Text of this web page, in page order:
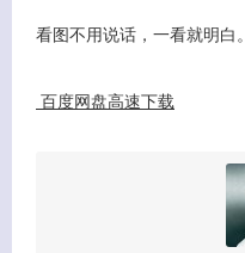
看图不用说话，一看就明白。
百度网盘高速下载